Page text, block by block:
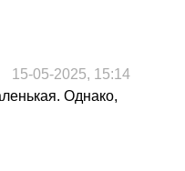
15-05-2025, 15:14
Однако,